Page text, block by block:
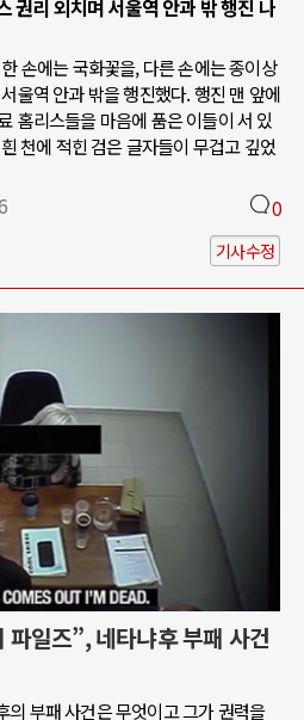
권리 외치며 서울역 안과 밖 행진 나
손에는 국화꽃을, 다른 손에는 종이상
울역 안과 밖을 행진했다. 행진 맨 앞에
홈리스들을 마음에 품은 이들이 서 있
천에 적힌 검은 글자들이 무겁고 깊었
0
기사수정
파일즈”, 네타냐후 부패 사건
의 부패 사건은 무엇이고 그가 권력을